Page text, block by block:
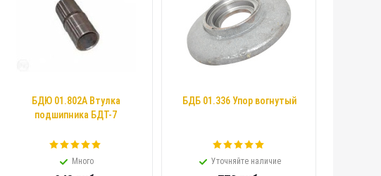
БДЮ 01.802А Втулка
подшипника БДТ-7
Много
БДБ 01.336 Упор вогнутый
Уточняйте наличие